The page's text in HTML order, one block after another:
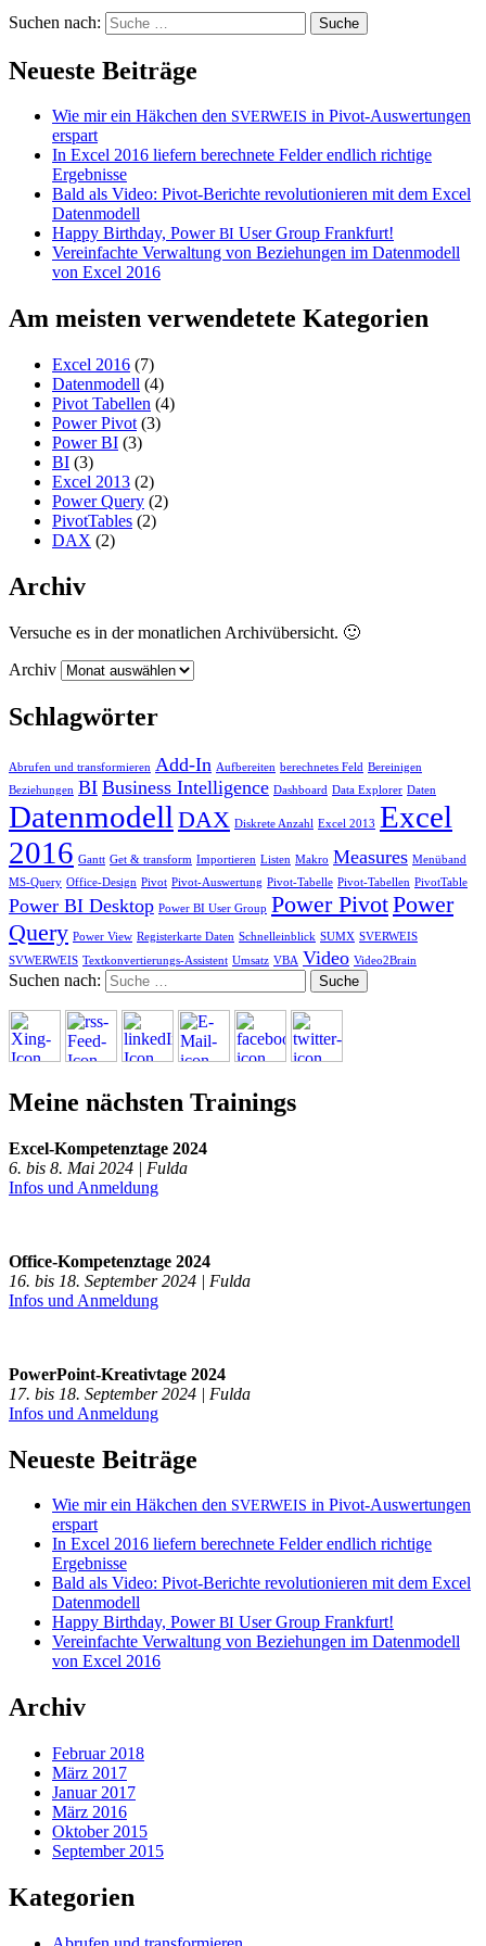
Suchen nach:
Neueste Beiträge
Wie mir ein Häkchen den SVERWEIS in Pivot-Auswertungen
erspart
In Excel 2016 liefern berechnete Felder endlich richtige
Ergebnisse
Bald als Video: Pivot-Berichte revolutionieren mit dem Excel
Datenmodell
Happy Birthday, PowerBI User Group Frankfurt!
Vereinfachte Verwaltung von Beziehungen im Datenmodell
von Excel 2016
Am meisten verwendetete Kategorien
Excel 2016 (7)
Datenmodell (4)
Pivot Tabellen (4)
Power Pivot (3)
Power BI (3)
BI (3)
Excel 2013 (2)
Power Query (2)
PivotTables (2)
DAX (2)
Archiv
Versuche es in der monatlichen Archivübersicht. 🙂
Archiv
Schlagwörter
Abrufen und transformieren Add-In Aufbereiten berechnetes Feld Bereinigen
Beziehungen BI Business Intelligence Dashboard Data Explorer Daten
Datenmodell DAX Diskrete Anzahl Excel 2013 Excel
2016 Gantt Get & transform Importieren Listen Makro Measures Menüband
MS-Query Office-Design Pivot Pivot-Auswertung Pivot-Tabelle Pivot-Tabellen PivotTable
Power BI Desktop Power BI User Group Power PivotPower
Query Power View Registerkarte Daten Schnelleinblick SUMX SVERWEIS
SVWERWEIS Textkonvertierungs-Assistent Umsatz VBA Video Video2Brain
Suchen nach:
Meine nächsten Trainings
Excel-Kompetenztage 2024
6. bis 8. Mai 2024 | Fulda
Infos und Anmeldung
Office-Kompetenztage 2024
16. bis 18. September 2024 | Fulda
Infos und Anmeldung
PowerPoint-Kreativtage 2024
17. bis 18. September 2024 | Fulda
Infos und Anmeldung
Neueste Beiträge
Wie mir ein Häkchen den SVERWEIS in Pivot-Auswertungen
erspart
In Excel 2016 liefern berechnete Felder endlich richtige
Ergebnisse
Bald als Video: Pivot-Berichte revolutionieren mit dem Excel
Datenmodell
Happy Birthday, PowerBI User Group Frankfurt!
Vereinfachte Verwaltung von Beziehungen im Datenmodell
von Excel 2016
Archiv
Februar 2018
März 2017
Januar 2017
März 2016
Oktober 2015
September 2015
Kategorien